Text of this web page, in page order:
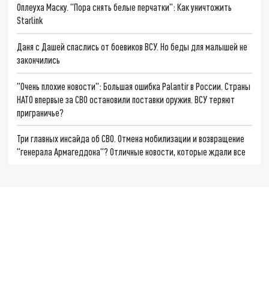
Оплеуха Маску. "Пора снять белые перчатки": Как уничтожить
Starlink
Даня с Дашей спаслись от боевиков ВСУ. Но беды для малышей не
закончились
"Очень плохие новости": Большая ошибка Palantir в России. Страны
НАТО впервые за СВО остановили поставки оружия. ВСУ теряют
приграничье?
Три главных инсайда об СВО. Отмена мобилизации и возвращение
"генерала Армагеддона"? Отличные новости, которые ждали все